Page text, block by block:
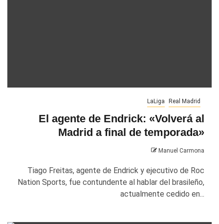
LaLiga Real Madrid
El agente de Endrick: «Volverá al
Madrid a final de temporada»
Manuel Carmona
Tiago Freitas, agente de Endrick y ejecutivo de Roc
Nation Sports, fue contundente al hablar del brasileño,
actualmente cedido en...